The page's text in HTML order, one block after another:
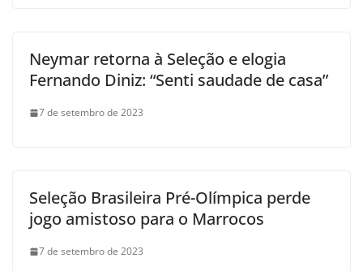
Neymar retorna à Seleção e elogia
Fernando Diniz: “Senti saudade de casa”
7 de setembro de 2023
Seleção Brasileira Pré-Olímpica perde
jogo amistoso para o Marrocos
7 de setembro de 2023